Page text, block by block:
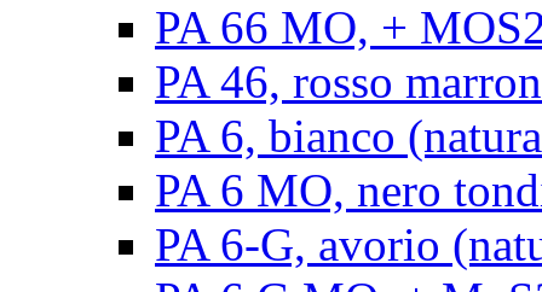
PA 66 MO, +
PA 46, rosso
PA 6, bianco
PA 6 MO, nero
PA 6-G, avorio